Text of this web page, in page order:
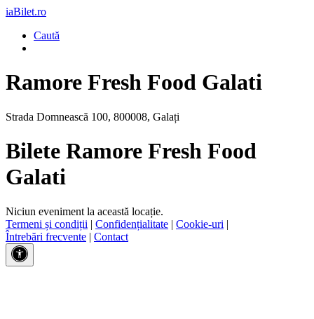
iaBilet.ro
Caută
Ramore Fresh Food Galati
Strada Domnească 100, 800008, Galați
Bilete Ramore Fresh Food
Galati
Niciun eveniment la această locație.
Termeni și condiții | Confidențialitate | Cookie-uri |
Întrebări frecvente | Contact